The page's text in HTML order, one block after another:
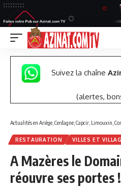
Suivez la chaîne
(alertes,
Actualités en Ariège, Cerdagne, Capcir, Limouxin,
RESTAURATION VILLES ET
A Mazères le
réouvre ses portes !